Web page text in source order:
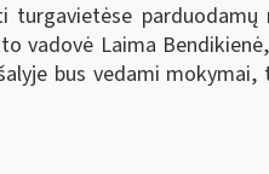
turgavietėse
vadovė Laima
bus vedami